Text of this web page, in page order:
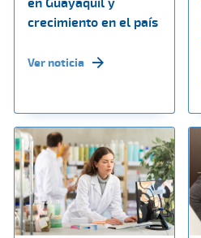
crecimiento en el país
Ver noticia